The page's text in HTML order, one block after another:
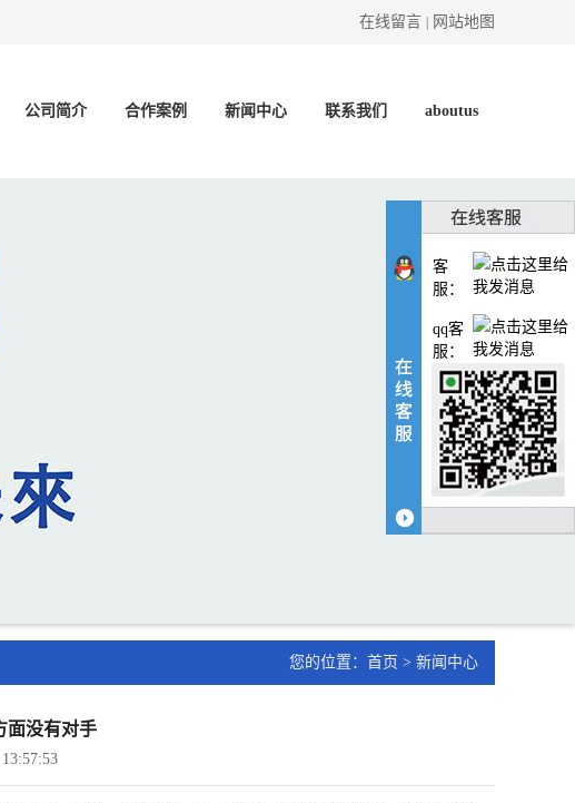
在线留言 网站地图
公司简介 合作案例 新闻中心 联系我们 aboutus
您的位置： 首页 > 新闻中心
面没有对手
客
服：
qq客
服：